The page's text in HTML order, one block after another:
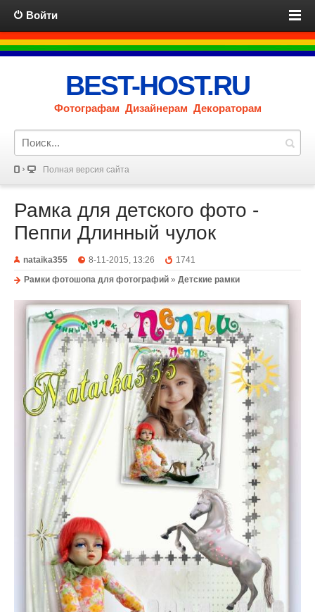
Войти
BEST-HOST.RU
Фотографам Дизайнерам Декораторам
Полная версия сайта
Рамка для детского фото -
Пеппи Длинный чулок
nataika355 8-11-2015, 13:26
1741
Рамки фотошопа для фотографий » Детские рамки